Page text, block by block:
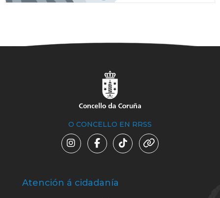
O CONCELLO EN RRSS
Atención á cidadanía